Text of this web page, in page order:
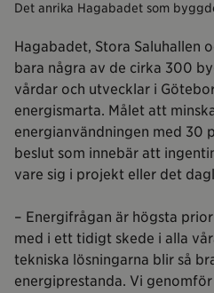
Det anrika Hagabadet som
Hagabadet, Stora Saluhallen
bara några av de cirka 300
vårdar och utvecklar i
energismarta. Målet att
energianvändningen med 30
beslut som innebär att
vare sig i projekt eller det
– Energifrågan är högsta
med i ett tidigt skede i alla
tekniska lösningarna blir så
energiprestanda. Vi